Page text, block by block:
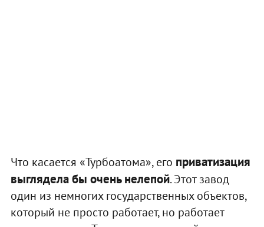
Что касается «Турбоатома», его приватизация
выглядела бы очень нелепой. Этот завод
один из немногих государственных объектов,
который не просто работает, но работает